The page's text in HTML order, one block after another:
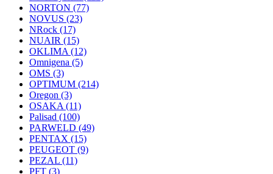
NORTON (77)
NOVUS (23)
NRock (17)
NUAIR (15)
OKLIMA (12)
Omnigena (5)
OMS (3)
OPTIMUM (214)
Oregon (3)
OSAKA (11)
Palisad (100)
PARWELD (49)
PENTAX (15)
PEUGEOT (9)
PEZAL (11)
PFT (3)